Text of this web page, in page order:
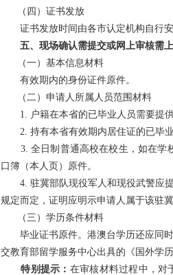
（四）证书发放
证书发放时间由各市认定机构自行安
五、现场确认需提交或网上审核需
（一）基本信息材料
有效期内的身份证件原件。
（二）申请人所属人员范围材料
1. 户籍在本省的已毕业人员需要提
2. 持有本省有效期内居住证的已毕业
3. 全日制普通高校在校生，如在学校
口簿（本人页）原件。
4. 驻冀部队现役军人和现役武警应提
规定而定，证明应明示申请人属于该驻
（三）学历条件材料
毕业证书原件。港澳台学历还应同时
交教育部留学服务中心出具的《国外学
特别提示： 在审核材料过程中，对